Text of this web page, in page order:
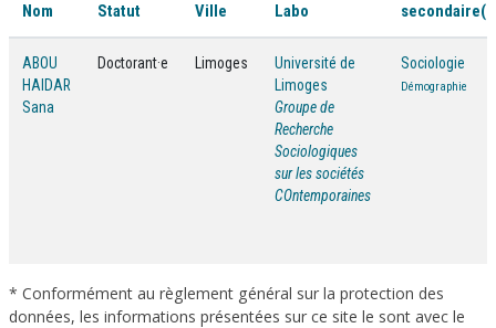
Nom Statut Ville
Labo
ABOU
HAIDAR
Sana
Doctorant·e Limoges
Université de
Limoges
Groupe de
Recherche
Sociologiques
sur les sociétés
COntemporaines
Sociologie
Démographie
* Conformément au règlement général sur la protection des
données, les informations présentées sur ce site le sont avec le